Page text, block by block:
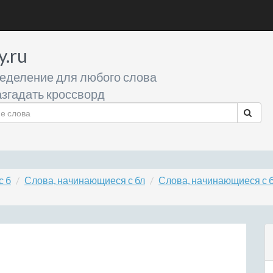
для любого слова
кроссворд
б Слова, начинающиеся с бл Слова, начинающиеся с